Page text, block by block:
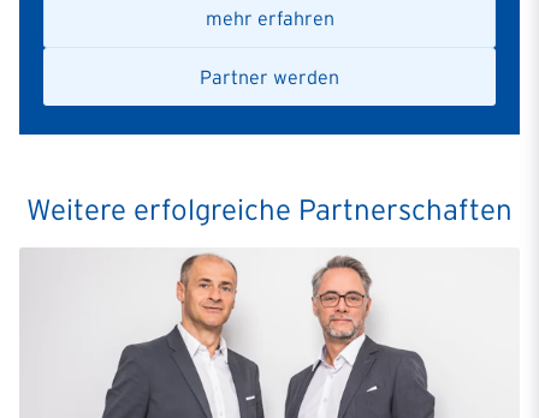
mehr erfahren
Partner werden
Weitere erfolgreiche Partnerschaften